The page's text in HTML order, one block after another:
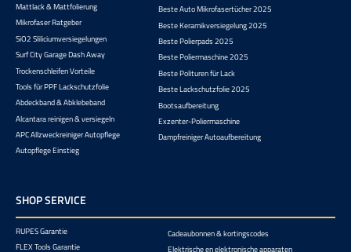
Mattlack & Mattfolierung
Mikrofaser Ratgeber
SiO2 Sliliciumversiegelungen
Surf City Garage Dash Away
Trockenschleifen Vorteile
Tools für PPF Lackschutzfolie
Abdeckband & Abklebeband
Alcantara reinigen & versiegeln
APC Allzweckreiniger Autopflege
Autopflege Einstieg
Beste Auto Mikrofasertücher 2025
Beste Keramikversiegelung 2025
Beste Polierpads 2025
Beste Poliermaschine 2025
Beste Polituren für Lack
Beste Lackschutzfolie 2025
Bootsaufbereitung
Exzenter-Poliermaschine
Dampfreiniger Autoaufbereitung
SHOP SERVICE
RUPES Garantie
FLEX Tools Garantie
Cadeaubonnen & kortingscodes
Elektrische en elektronische apparaten